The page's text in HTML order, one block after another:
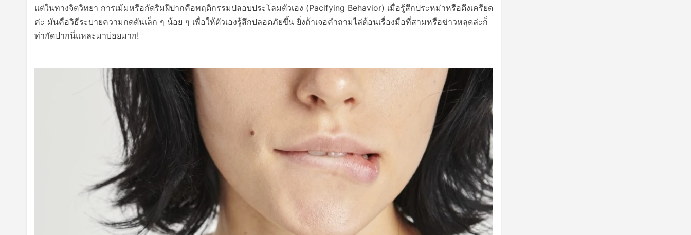
แต่ในทางจิตวิทยา การเม้มหรือกัดริมฝีปากคือพฤติกรรมปลอบประโลมตัวเอง (Pacifying Behavior) เมื่อรู้สึกประหม่าหรือตึงเครียด
ค่ะ มันคือวิธีระบายความกดดันเล็ก ๆ น้อย ๆ เพื่อให้ตัวเองรู้สึกปลอดภัยขึ้น ยิ่งถ้าเจอคำถามไล่ต้อนเรื่องมือที่สามหรือข่าวหลุดล่ะก็
ท่ากัดปากนี่แหละมาบ่อยมาก!